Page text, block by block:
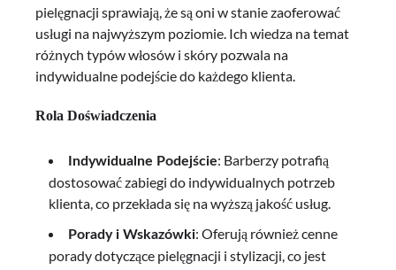
pielęgnacji sprawiają, że są oni w stanie zaoferować
usługi na najwyższym poziomie. Ich wiedza na temat
różnych typów włosów i skóry pozwala na
indywidualne podejście do każdego klienta.
Rola Doświadczenia
Indywidualne Podejście: Barberzy potrafią
dostosować zabiegi do indywidualnych potrzeb
klienta, co przekłada się na wyższą jakość usług.
Porady i Wskazówki: Oferują również cenne
porady dotyczące pielęgnacji i stylizacji, co jest